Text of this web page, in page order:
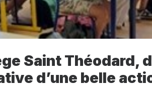
Saint Théodard,
d’une belle